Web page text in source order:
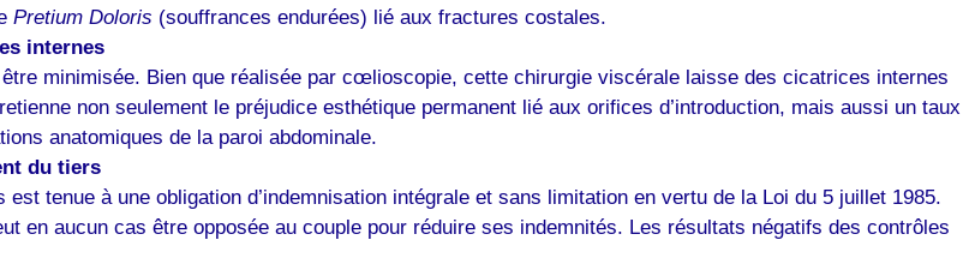
Pretium Doloris (souffrances endurées) lié aux fractures costales.
internes
être minimisée. Bien que réalisée par cœlioscopie, cette chirurgie viscérale laisse des cicatrices internes
non seulement le préjudice esthétique permanent lié aux orifices d’introduction, mais aussi un taux
anatomiques de la paroi abdominale.
du tiers
tenue à une obligation d’indemnisation intégrale et sans limitation en vertu de la Loi du 5 juillet 1985.
en aucun cas être opposée au couple pour réduire ses indemnités. Les résultats négatifs des contrôles